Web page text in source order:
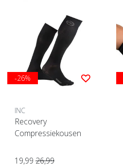
-26%
INC
Recovery
Compressiekousen
19,99 26,99